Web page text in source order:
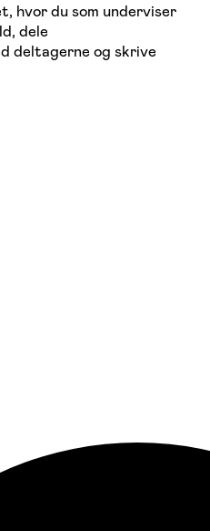
hvor du som underviser
dele
deltagerne og skrive